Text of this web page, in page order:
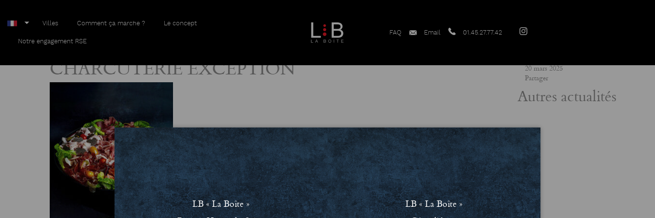
Villes Comment ça marche ? Le concept
Notre engagement RSE
FAQ Email 01.45.27.77.42
CHARCUTERIE EXCEPTION
CHARCUTERIE EXCEPTION
20 mars 2025
Partager
Autres actualités
LB « La Boîte »
LB « La Boîte »